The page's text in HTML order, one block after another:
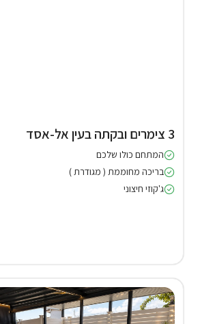
3 צימרים ובקתה בעין אל-אסד
המתחם כולו שלכם
בריכה מחוממת ( מגודרת )
ג'קוזי חיצוני